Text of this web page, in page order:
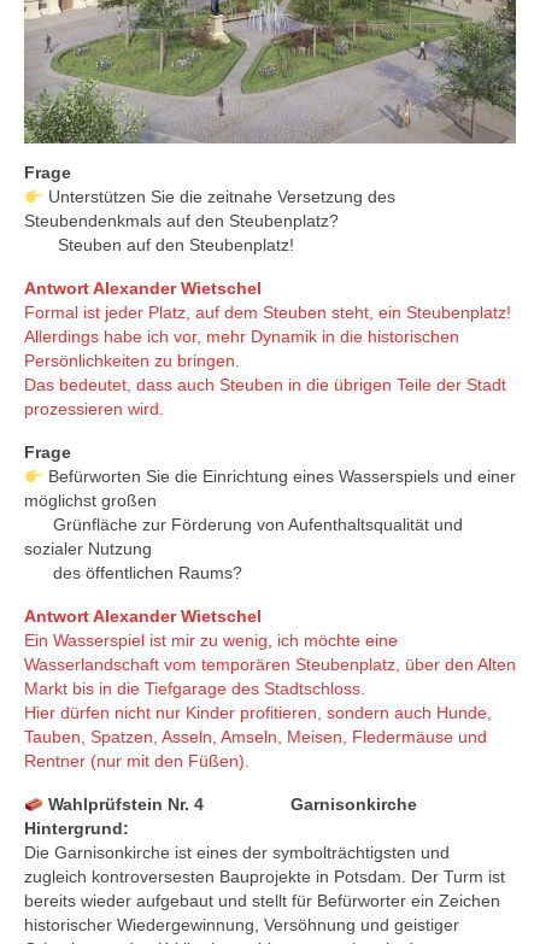
Frage
Unterstützen Sie die zeitnahe Versetzung des
Steubendenkmals auf den Steubenplatz?
Steuben auf den Steubenplatz!
Antwort Alexander Wietschel
Formal ist jeder Platz, auf dem Steuben steht, ein Steubenplatz!
Allerdings habe ich vor, mehr Dynamik in die historischen
Persönlichkeiten zu bringen.
Das bedeutet, dass auch Steuben in die übrigen Teile der Stadt
prozessieren wird.
Frage
Befürworten Sie die Einrichtung eines Wasserspiels und einer
möglichst großen
Grünfläche zur Förderung von Aufenthaltsqualität und
sozialer Nutzung
des öffentlichen Raums?
Antwort Alexander Wietschel
Ein Wasserspiel ist mir zu wenig, ich möchte eine
Wasserlandschaft vom temporären Steubenplatz, über den Alten
Markt bis in die Tiefgarage des Stadtschloss.
Hier dürfen nicht nur Kinder profitieren, sondern auch Hunde,
Tauben, Spatzen, Asseln, Amseln, Meisen, Fledermäuse und
Rentner (nur mit den Füßen).
Wahlprüfstein Nr. 4 Garnisonkirche
Hintergrund:
Die Garnisonkirche ist eines der symbolträchtigsten und
zugleich kontroversesten Bauprojekte in Potsdam. Der Turm ist
bereits wieder aufgebaut und stellt für Befürworter ein Zeichen
historischer Wiedergewinnung, Versöhnung und geistiger